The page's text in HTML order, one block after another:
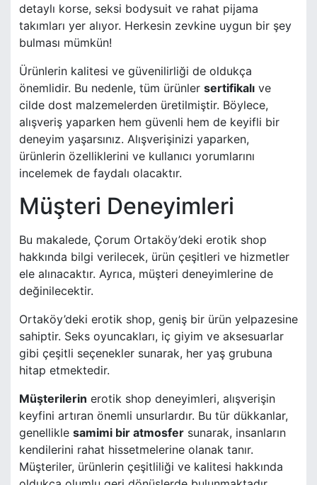
detaylı korse, seksi bodysuit ve rahat pijama
takımları yer alıyor. Herkesin zevkine uygun bir şey
bulması mümkün!
Ürünlerin kalitesi ve güvenilirliği de oldukça
önemlidir. Bu nedenle, tüm ürünler sertifikalı ve
cilde dost malzemelerden üretilmiştir. Böylece,
alışveriş yaparken hem güvenli hem de keyifli bir
deneyim yaşarsınız. Alışverişinizi yaparken,
ürünlerin özelliklerini ve kullanıcı yorumlarını
incelemek de faydalı olacaktır.
Müşteri Deneyimleri
Bu makalede, Çorum Ortaköy’deki erotik shop
hakkında bilgi verilecek, ürün çeşitleri ve hizmetler
ele alınacaktır. Ayrıca, müşteri deneyimlerine de
değinilecektir.
Ortaköy’deki erotik shop, geniş bir ürün yelpazesine
sahiptir. Seks oyuncakları, iç giyim ve aksesuarlar
gibi çeşitli seçenekler sunarak, her yaş grubuna
hitap etmektedir.
Müşterilerin erotik shop deneyimleri, alışverişin
keyfini artıran önemli unsurlardır. Bu tür dükkanlar,
genellikle samimi bir atmosfer sunarak, insanların
kendilerini rahat hissetmelerine olanak tanır.
Müşteriler, ürünlerin çeşitliliği ve kalitesi hakkında